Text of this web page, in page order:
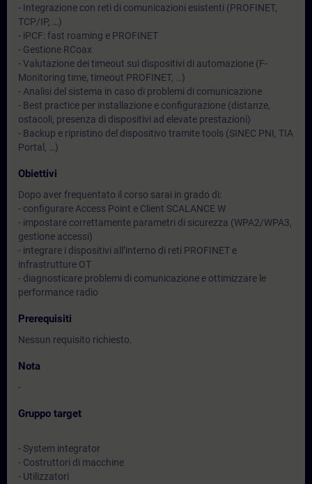
- Integrazione con reti di comunicazioni esistenti (PROFINET,
TCP/IP, …)
- iPCF: fast roaming e PROFINET
- Gestione RCoax
- Valutazione dei timeout sui dispositivi di automazione (F-
Monitoring time, timeout PROFINET, …)
- Analisi del sistema in caso di problemi di comunicazione
- Best practice per installazione e configurazione (distanze,
ostacoli, presenza di dispositivi ad elevate prestazioni)
- Backup e ripristino del dispositivo tramite tools (SINEC PNI, TIA
Portal, …)
Obiettivi
Dopo aver frequentato il corso sarai in grado di:
- configurare Access Point e Client SCALANCE W
- impostare correttamente parametri di sicurezza (WPA2/WPA3,
gestione accessi)
- integrare i dispositivi all’interno di reti PROFINET e
infrastrutture OT
- diagnosticare problemi di comunicazione e ottimizzare le
performance radio
Prerequisiti
Nessun requisito richiesto.
Nota
-
Gruppo target
- System integrator
- Costruttori di macchine
- Utilizzatori